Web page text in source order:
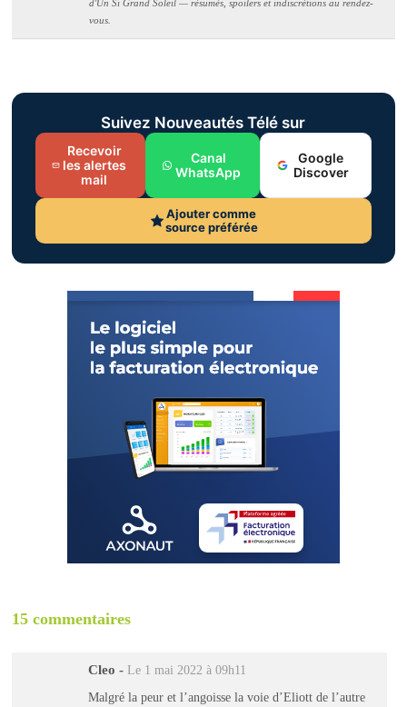
d'Un Si Grand Soleil — résumés, spoilers et indiscrétions au rendez-
vous.
Suivez Nouveautés Télé sur
Recevoir
les alertes
mail
Canal
WhatsApp
Google
Discover
Ajouter comme
source préférée
15 commentaires
Cleo - Le 1 mai 2022 à 09h11
Malgré la peur et l’angoisse la voie d’Eliott de l’autre